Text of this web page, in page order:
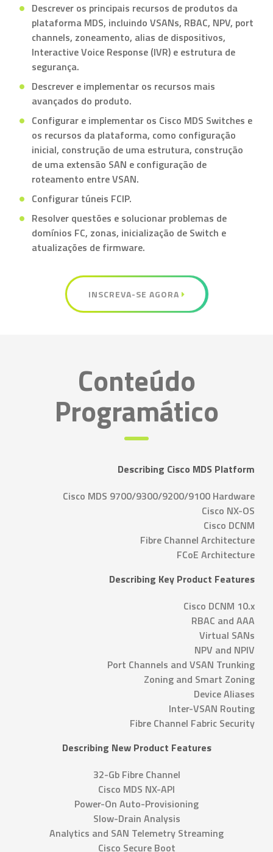
Descrever os principais recursos de produtos da
plataforma MDS, incluindo VSANs, RBAC, NPV, port
channels, zoneamento, alias de dispositivos,
Interactive Voice Response (IVR) e estrutura de
segurança.
Descrever e implementar os recursos mais
avançados do produto.
Configurar e implementar os Cisco MDS Switches e
os recursos da plataforma, como configuração
inicial, construção de uma estrutura, construção
de uma extensão SAN e configuração de
roteamento entre VSAN.
Configurar túneis FCIP.
Resolver questões e solucionar problemas de
domínios FC, zonas, inicialização de Switch e
atualizações de firmware.
INSCREVA-SE AGORA
Conteúdo
Programático
Describing Cisco MDS Platform
Cisco MDS 9700/9300/9200/9100 Hardware
Cisco NX-OS
Cisco DCNM
Fibre Channel Architecture
FCoE Architecture
Describing Key Product Features
Cisco DCNM 10.x
RBAC and AAA
Virtual SANs
NPV and NPIV
Port Channels and VSAN Trunking
Zoning and Smart Zoning
Device Aliases
Inter-VSAN Routing
Fibre Channel Fabric Security
Describing New Product Features
32-Gb Fibre Channel
Cisco MDS NX-API
Power-On Auto-Provisioning
Slow-Drain Analysis
Analytics and SAN Telemetry Streaming
Cisco Secure Boot